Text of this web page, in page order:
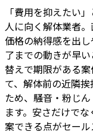
「費用を抑えたい
人に向く解体業者
価格の納得感を出
了までの動きが早
替えで期限がある
て、解体前の近隣
ため、騒音・粉じ
ます。安さだけで
案できる点がセール